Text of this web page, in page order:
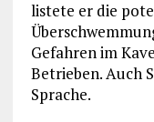
listete er die
Gefahren im
Betrieben. Auch
Sprache.